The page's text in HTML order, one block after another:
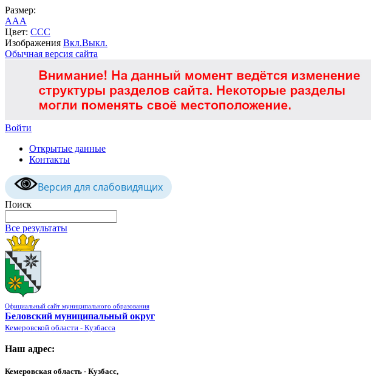
Размер:
AAA
Цвет: CCC
Изображения Вкл.Выкл.
Обычная версия сайта
Войти
Открытые данные
Контакты
Версия для слабовидящих
Поиск
Все результаты
Официальный сайт муниципального образования
Беловский муниципальный округ
Кемеровской области - Кузбасса
Наш адрес:
Кемеровская область - Кузбасс,